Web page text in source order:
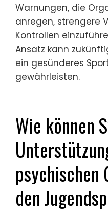
psychische
des Wettbewerbs
Diese Skandale
Vertrauensverlust
und Eltern.
Umfeld schaffen, in
und Freude am
Darüber hinaus
Notwendigkeit
und Schulungen
Programme, die
helfen, eine Kultur